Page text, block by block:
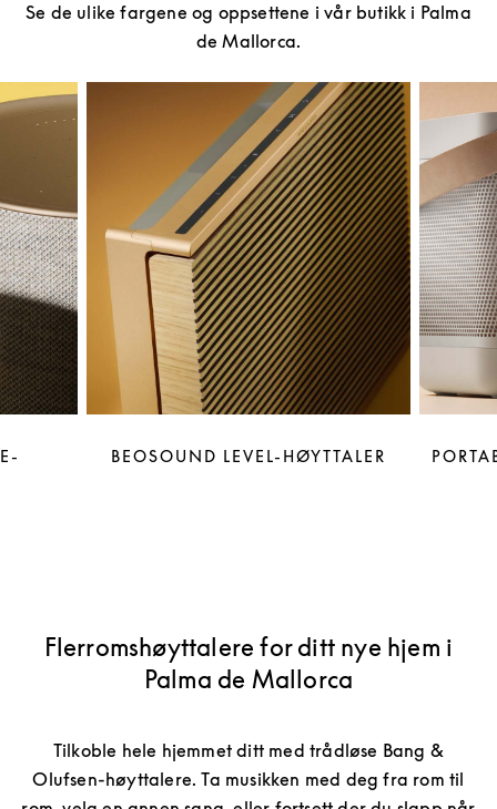
Se de ulike fargene og oppsettene i vår butikk i Palma
de Mallorca.
BEOSOUND LEVEL-HØYTTALER
Flerromshøyttalere for ditt nye hjem i
Palma de Mallorca
Tilkoble hele hjemmet ditt med trådløse Bang &
Olufsen-høyttalere. Ta musikken med deg fra rom til